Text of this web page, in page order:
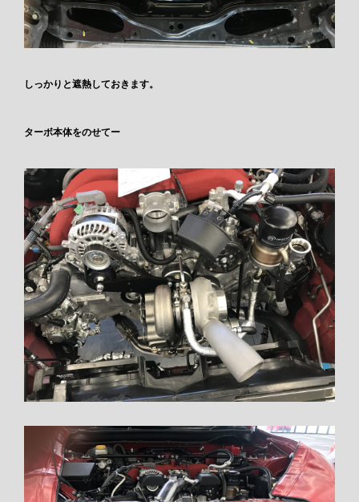
しっかりと遮熱しておきます。
ターボ本体をのせてー